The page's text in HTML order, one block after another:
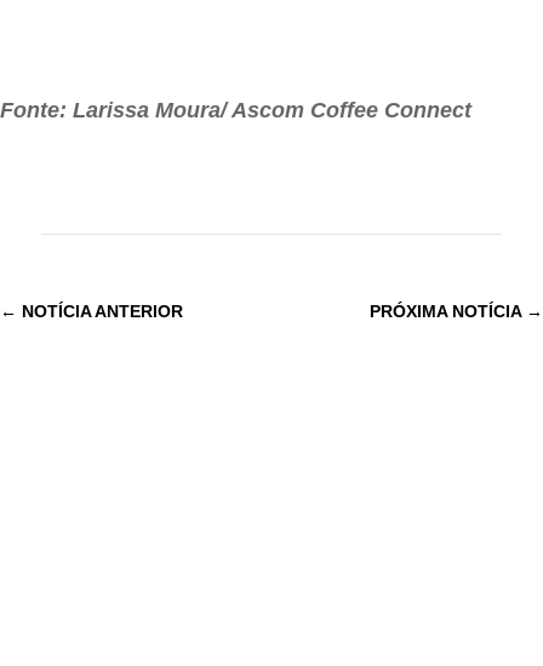
Fonte: Larissa Moura/ Ascom Coffee Connect
← NOTÍCIA ANTERIOR PRÓXIMA NOTÍCIA→